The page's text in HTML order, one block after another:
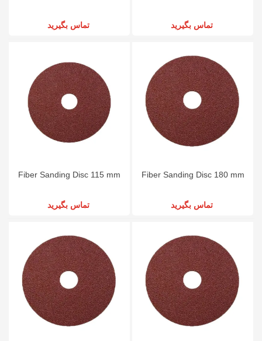
تماس بگیرید تماس بگیرید
Fiber Sanding Disc 115 mm
تماس بگیرید
Fiber Sanding Disc 180 mm
تماس بگیرید